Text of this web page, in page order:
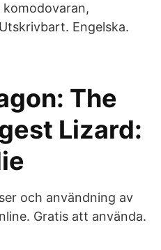
komodovaran,
Engelska.
The
Lizard:
och användning av
Gratis att använda.